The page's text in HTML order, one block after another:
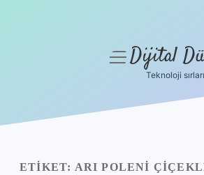
Yasal Uyarı
menüyüDijital
Teknoloji
ETIKET: ARI POLENI